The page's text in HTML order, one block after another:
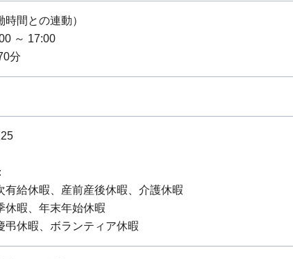
間との連動）
～ 17:00
分
有給休暇、産前産後休暇、介護休暇
休暇、年末年始休暇
弔休暇、ボランティア休暇